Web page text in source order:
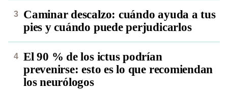
Caminar descalzo: cuándo ayuda a tus
pies y cuándo puede perjudicarlos
El 90 % de los ictus podrían
prevenirse: esto es lo que recomiendan
los neurólogos